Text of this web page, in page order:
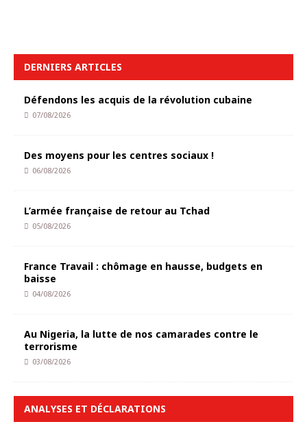
DERNIERS ARTICLES
Défendons les acquis de la révolution cubaine
07/08/2026
Des moyens pour les centres sociaux !
06/08/2026
L’armée française de retour au Tchad
05/08/2026
France Travail : chômage en hausse, budgets en
baisse
04/08/2026
Au Nigeria, la lutte de nos camarades contre le
terrorisme
03/08/2026
ANALYSES ET DÉCLARATIONS